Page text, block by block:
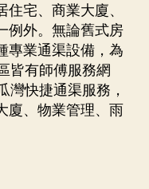
宅、商業大廈、
例外。無論舊式房
專業通渠設備，為
皆有師傅服務網
灣快捷通渠服務，
廈、物業管理、雨